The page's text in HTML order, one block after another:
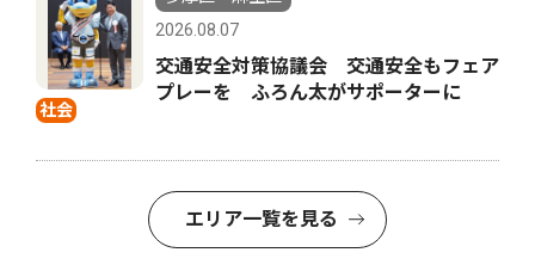
社会
2026.08.07
交通安全対策協議会 交通安全もフェア
プレーを ふろん太がサポーターに
エリア一覧を見る